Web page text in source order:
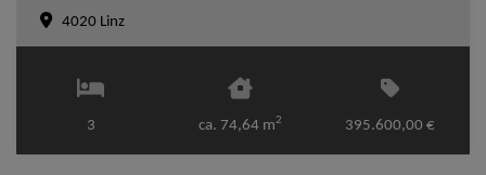
4020 Linz
3 ca. 74,64 m2 395.600,00 €